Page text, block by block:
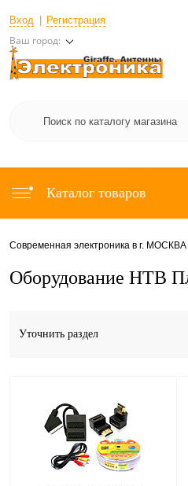
Вход Регистрация
Ваш город:
Каталог товаров
Современная электроника в г. МОСКВА
Оборудование НТВ
Уточнить раздел